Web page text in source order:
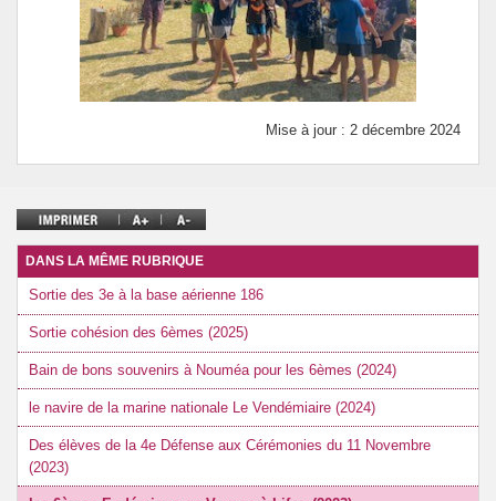
Mise à jour : 2 décembre 2024
DANS LA MÊME RUBRIQUE
Sortie des 3e à la base aérienne 186
Sortie cohésion des 6èmes (2025)
Bain de bons souvenirs à Nouméa pour les 6èmes (2024)
le navire de la marine nationale Le Vendémiaire (2024)
Des élèves de la 4e Défense aux Cérémonies du 11 Novembre
(2023)